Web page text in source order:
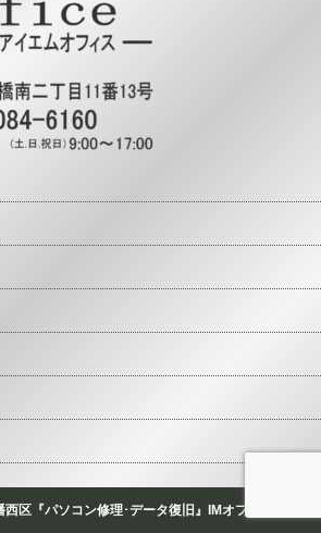
区『パソコン修理･データ復旧』IMオフィス